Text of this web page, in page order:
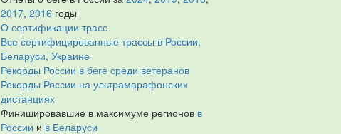
2017, 2016 годы
О сертификации трасс
Все сертифицированные трассы в России,
Беларуси, Украине
Рекорды России в беге среди ветеранов
Рекорды России на ультрамарафонских
дистанциях
Финишировавшие в максимуме регионов в
России и в Беларуси